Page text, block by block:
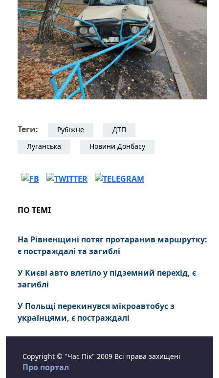
Теги: Рубіжне
ДТП
Луганська
Новини Донбасу
ПО ТЕМІ
На Рівненщині потяг протаранив маршрутку:
є постраждалі та загиблі
У Києві авто влетіло у підземний перехід, є
загиблі
У Польщі перекинувся мікроавтобус з
українцями, є постраждалі
Copyright © "Час Пік" 2009 Всі права захищені
Про портал